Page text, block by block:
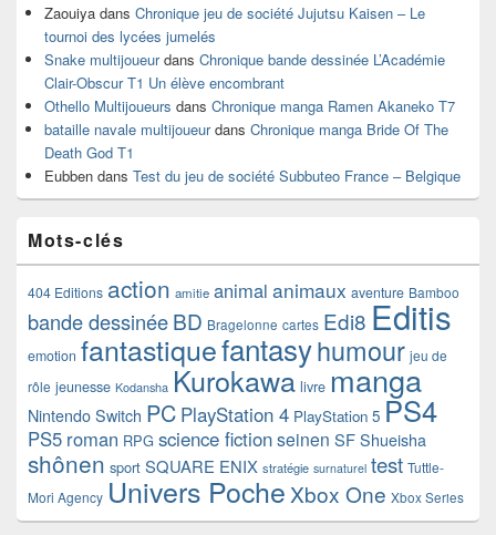
Zaouiya dans Chronique jeu de société Jujutsu Kaisen – Le
tournoi des lycées jumelés
Snake multijoueurdans Chronique bande dessinée L’Académie
Clair-Obscur T1 Un élève encombrant
Othello Multijoueurs dans Chronique manga Ramen Akaneko T7
bataille navale multijoueurdans Chronique manga Bride Of The
Death God T1
Eubben dans Test du jeu de société Subbuteo France – Belgique
Mots-clés
404 Editions action amitie animal animaux aventure Bamboo
bande dessinéeBD Bragelonne cartes Edi8 Editis
emotion fantastiquefantasyhumour jeu de
rôle jeunesse Kodansha Kurokawa livre manga
Nintendo Switch PC PlayStation 4 PlayStation 5 PS4
PS5 roman RPG science fictionseinen SF Shueisha
shônen sport SQUARE ENIX stratégie surnaturel test Tuttle-
Mori Agency Univers Poche Xbox One Xbox Series